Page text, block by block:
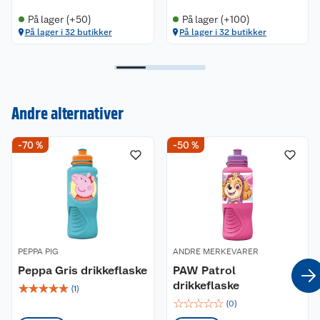
På lager (+50)
På lager i 32 butikker
På lager (+100)
På lager i 32 butikker
Andre alternativer
-70 %
PEPPA PIG
Peppa Gris drikkeflaske
☆☆☆☆☆ (1)
-50 %
ANDRE MERKEVARER
PAW Patrol
drikkeflaske
☆☆☆☆☆ (0)
Om oss
Våre butikker
Våre merkevarer
Coop kjeder
Kontakt oss
Angre- og returrett
Reklamasjon og garanti
Ofte stilte spørsmål
Betalingsalternativer